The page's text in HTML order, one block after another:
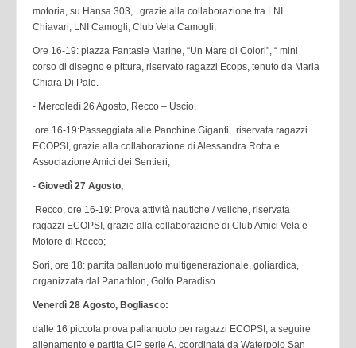
motoria, su Hansa 303, grazie alla collaborazione tra LNI
Chiavari, LNI Camogli, Club Vela Camogli;
Ore 16-19: piazza Fantasie Marine, “Un Mare di Colori", “ mini
corso di disegno e pittura, riservato ragazzi Ecops, tenuto da Maria
Chiara Di Palo.
- Mercoledì 26 Agosto, Recco – Uscio,
ore 16-19:Passeggiata alle Panchine Giganti, riservata ragazzi
ECOPSI, grazie alla collaborazione di Alessandra Rotta e
Associazione Amici dei Sentieri;
- Giovedì 27 Agosto,
Recco, ore 16-19: Prova attività nautiche / veliche, riservata
ragazzi ECOPSI, grazie alla collaborazione di Club Amici Vela e
Motore di Recco;
Sori, ore 18: partita pallanuoto multigenerazionale, goliardica,
organizzata dal Panathlon, Golfo Paradiso
Venerdì 28 Agosto, Bogliasco:
dalle 16 piccola prova pallanuoto per ragazzi ECOPSI, a seguire
allenamento e partita CIP serie A, coordinata da Waterpolo San